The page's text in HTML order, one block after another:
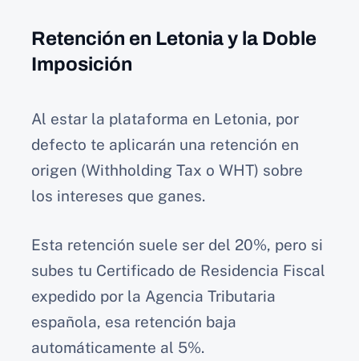
Retención en Letonia y la Doble
Imposición
Al estar la plataforma en Letonia, por
defecto te aplicarán una retención en
origen (Withholding Tax o WHT) sobre
los intereses que ganes.
Esta retención suele ser del 20%, pero si
subes tu Certificado de Residencia Fiscal
expedido por la Agencia Tributaria
española, esa retención baja
automáticamente al 5%.